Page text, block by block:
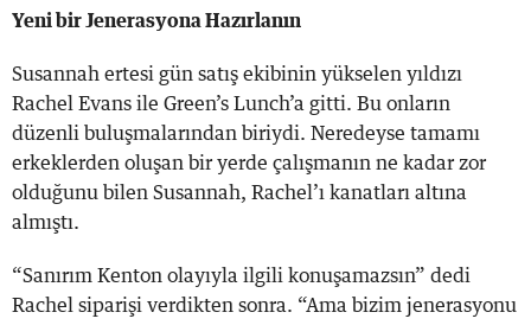
Yeni bir Jenerasyona Hazırlanın
Susannah ertesi gün satış ekibinin yükselen yıldızı
Rachel Evans ile Green’s Lunch’a gitti. Bu onların
düzenli buluşmalarından biriydi. Neredeyse tamamı
erkeklerden oluşan bir yerde çalışmanın ne kadar zor
olduğunu bilen Susannah, Rachel’ı kanatları altına
almıştı.
“Sanırım Kenton olayıyla ilgili konuşamazsın” dedi
Rachel siparişi verdikten sonra. “Ama bizim jenerasyonu